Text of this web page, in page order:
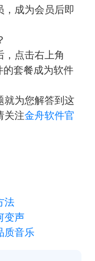
，成为会员后即
点击右上角
的套餐成为软件
就为您解答到这
关注金舟软件官
法
变声
质音乐